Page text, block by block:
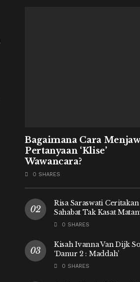
Bagaimana Cara
Pertanyaan ‘Klise’
Wawancara?
0 SHARES
Risa Saraswati
Sahabat Tak Kasat
0 SHARES
Kisah Ivanna Van Dijk
‘Danur 2 : Maddah’
0 SHARES